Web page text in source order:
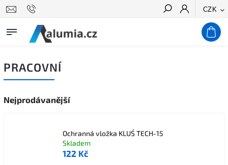
CZK
Hledat
PRACOVNÍ
Nejprodávanější
Ochranná vložka KLUŚ TECH-15
Skladem
122 Kč